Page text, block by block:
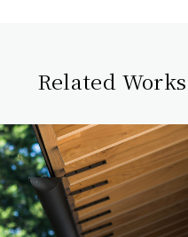
Related Works